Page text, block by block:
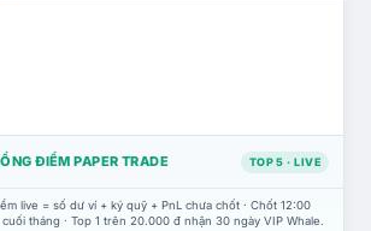
ĐIỂM PAPER TRADE TOP 5 · LIVE
live = số dư ví + ký quỹ + PnL chưa chốt · Chốt 12:00
tháng · Top 1 trên 20.000 đ nhận 30 ngày VIP Whale.